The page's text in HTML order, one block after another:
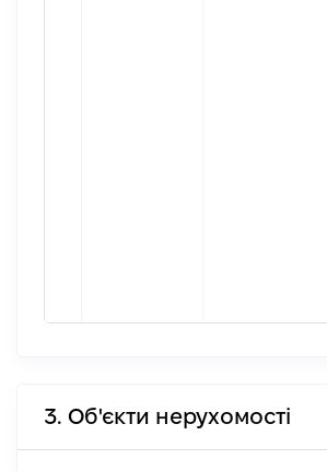
3. Об'єкти нерухомості